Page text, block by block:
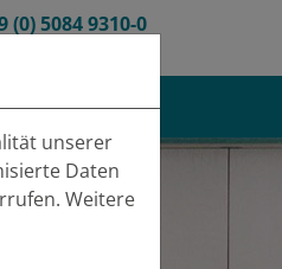
(0) 5084 9310-0
unserer
Daten
Weitere